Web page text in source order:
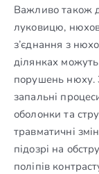
Важливо також
луковицю,
з’єднання з
ділянках
порушень нюху.
запальні
оболонки та
травматичні
підозрі на
поліпів